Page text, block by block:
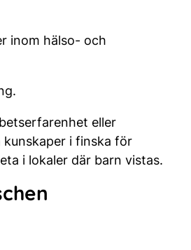
inom hälso- och
eller
i finska för
i lokaler där barn vistas.